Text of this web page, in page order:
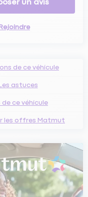
un avis
de ce véhicule
astuces
de ce véhicule
les offres Matmut